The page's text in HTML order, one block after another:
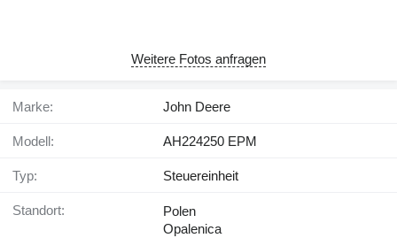
Weitere Fotos anfragen
Marke: John Deere
Modell: AH224250 EPM
Typ: Steuereinheit
Standort:
Polen
Opalenica